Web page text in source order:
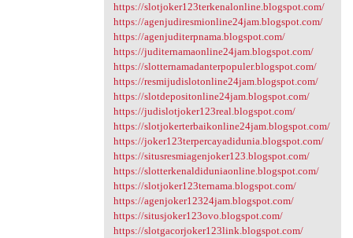
https://slotjoker123terkenalonline.blogspot.com/
https://agenjudiresmionline24jam.blogspot.com/
https://agenjuditerpnama.blogspot.com/
https://juditernamaonline24jam.blogspot.com/
https://slotternamadanterpopuler.blogspot.com/
https://resmijudislotonline24jam.blogspot.com/
https://slotdepositonline24jam.blogspot.com/
https://judislotjoker123real.blogspot.com/
https://slotjokerterbaikonline24jam.blogspot.com/
https://joker123terpercayadidunia.blogspot.com/
https://situsresmiagenjoker123.blogspot.com/
https://slotterkenaldiduniaonline.blogspot.com/
https://slotjoker123ternama.blogspot.com/
https://agenjoker12324jam.blogspot.com/
https://situsjoker123ovo.blogspot.com/
https://slotgacorjoker123link.blogspot.com/